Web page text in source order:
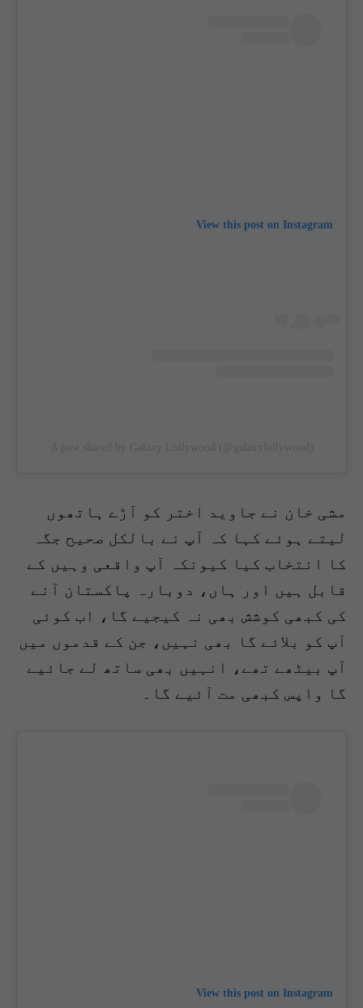
View this post on Instagram
مشی خان نے جاوید اختر کو آڑے ہاتھوں
لیتے ہوئے کہا کہ آپ نے بالکل صحیح جگہ
کا انتخاب کیا کیونکہ آپ واقعی وہیں کے
قابل ہیں اور ہاں، دوبارہ پاکستان آنے
کی کبھی کوشش بھی نہ کیجیے گا، اب کوئی
آپ کو بلائے گا بھی نہیں، جن کے قدموں میں
آپ بیٹھے تھے، انہیں بھی ساتھ لے جائیے
گا واپس کبھی مت آئیے گا۔
View this post on Instagram